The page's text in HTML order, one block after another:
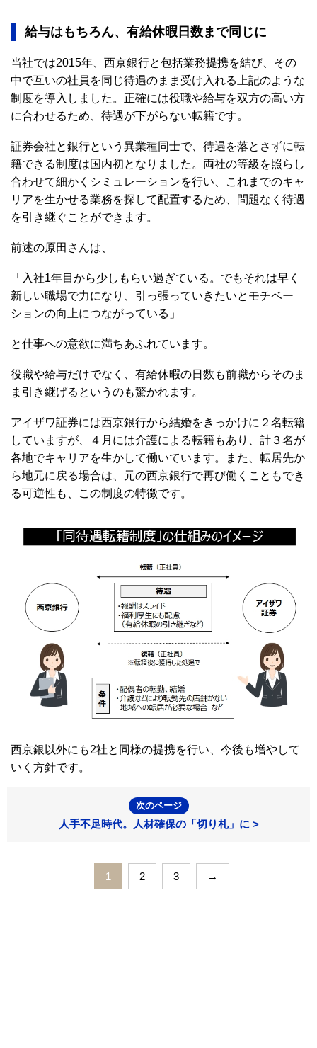
給与はもちろん、有給休暇日数まで同じに
当社では2015年、西京銀行と包括業務提携を結び、その
中で互いの社員を同じ待遇のまま受け入れる上記のような
制度を導入しました。正確には役職や給与を双方の高い方
に合わせるため、待遇が下がらない転籍です。
証券会社と銀行という異業種同士で、待遇を落とさずに転
籍できる制度は国内初となりました。両社の等級を照らし
合わせて細かくシミュレーションを行い、これまでのキャ
リアを生かせる業務を探して配置するため、問題なく待遇
を引き継ぐことができます。
前述の原田さんは、
「入社1年目から少しもらい過ぎている。でもそれは早く
新しい職場で力になり、引っ張っていきたいとモチベー
ションの向上につながっている」
と仕事への意欲に満ちあふれています。
役職や給与だけでなく、有給休暇の日数も前職からそのま
ま引き継げるというのも驚かれます。
アイザワ証券には西京銀行から結婚をきっかけに２名転籍
していますが、４月には介護による転籍もあり、計３名が
各地でキャリアを生かして働いています。また、転居先か
ら地元に戻る場合は、元の西京銀行で再び働くこともでき
る可逆性も、この制度の特徴です。
西京銀以外にも2社と同様の提携を行い、今後も増やして
いく方針です。
次のページ
人手不足時代。人材確保の「切り札」に >
1 2 3 →